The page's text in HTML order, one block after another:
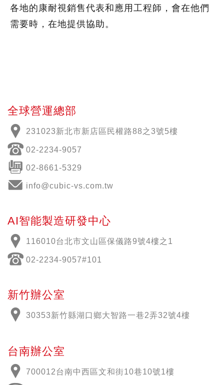
各地的康耐視銷售代表和應用工程師，會在他們
需要時，在地提供協助。
全球營運總部
231023新北市新店區民權路88之3號5樓
02-2234-9057
02-8661-5329
info@cubic-vs.com.tw
AI智能製造研發中心
116010台北市文山區保儀路9號4樓之1
02-2234-9057#101
新竹辦公室
30353新竹縣湖口鄉大智路一巷2弄32號4樓
台南辦公室
700012台南中西區文和街10巷10號1樓